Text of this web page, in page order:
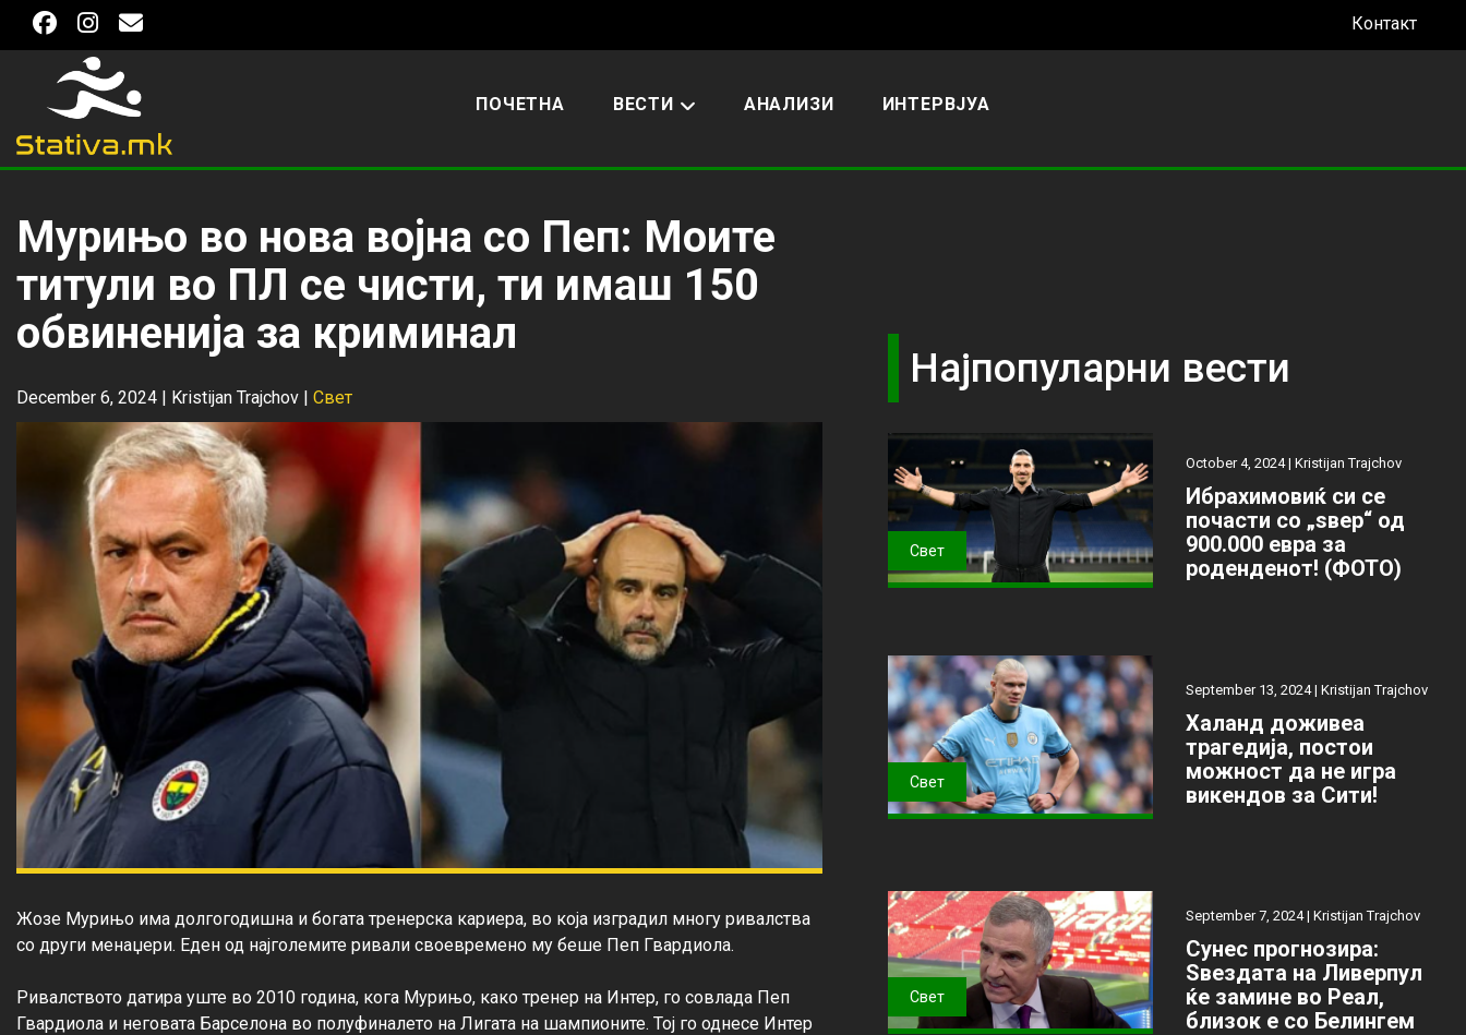
Контакт
ПОЧЕТНА ВЕСТИ АНАЛИЗИ ИНТЕРВЈУА
Мурињо во нова војна со Пеп: Моите
титули во ПЛ се чисти, ти имаш 150
обвиненија за криминал
December 6, 2024 | Kristijan Trajchov | Свет
Жозе Мурињо има долгогодишна и богата тренерска кариера, во која изградил многу ривалства
со други менаџери. Еден од најголемите ривали своевремено му беше Пеп Гвардиола.
Ривалството датира уште во 2010 година, кога Мурињо, како тренер на Интер, го совлада Пеп
Гвардиола и неговата Барселона во полуфиналето на Лигата на шампионите. Тој го однесе Интер
Најпопуларни вести
Свет
October 4, 2024 | Kristijan Trajchov
Ибрахимовиќ си се
почасти со „ѕвер“ од
900.000 евра за
роденденот! (ФОТО)
Свет
September 13, 2024 | Kristijan Trajchov
Халанд доживеа
трагедија, постои
можност да не игра
викендов за Сити!
Свет
September 7, 2024 | Kristijan Trajchov
Сунес прогнозира:
Ѕвездата на Ливерпул
ќе замине во Реал,
близок е со Белингем